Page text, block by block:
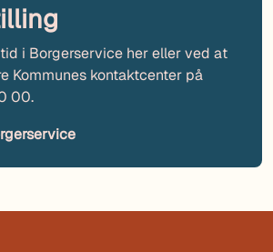
i Borgerservice her eller ved at
Kommunes kontaktcenter på
00.